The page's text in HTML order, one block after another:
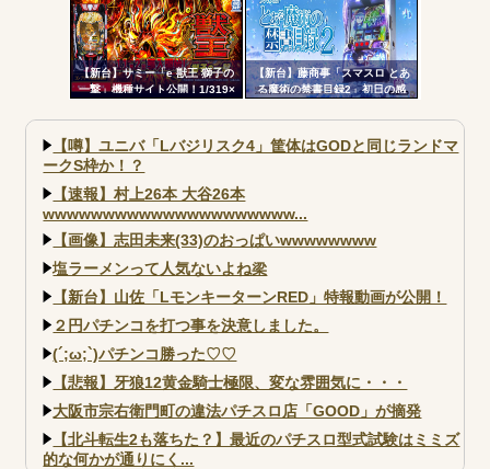
【新台】サミー「e 獣王 獅子の
一撃」機種サイト公開！1/319×
均9,800個のサバチャンに突入
【新台】藤商事「スマスロ とあ
る魔術の禁書目録2」初日の感
間はめっちゃおもろい。全6&コ
ンプリートデータも
【噂】ユニバ「Lバジリスク4」筐体はGODと同じランドマ
ークS枠か！？
【速報】村上26本 大谷26本
wwwwwwwwwwwwwwwwwwwww...
【画像】志田未来(33)のおっぱいwwwwwwww
塩ラーメンって人気ないよね梁
【新台】山佐「LモンキーターンRED」特報動画が公開！
２円パチンコを打つ事を決意しました。
(´;ω;`)パチンコ勝った♡♡
【悲報】牙狼12黄金騎士極限、変な雰囲気に・・・
大阪市宗右衛門町の違法パチスロ店「GOOD」が摘発
【北斗転生2も落ちた？】最近のパチスロ型式試験はミミズ
的な何かが通りにく...